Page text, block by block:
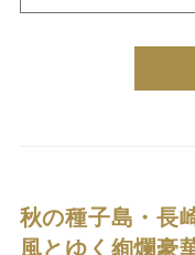
秋の種子島・長
風とゆく絢爛豪